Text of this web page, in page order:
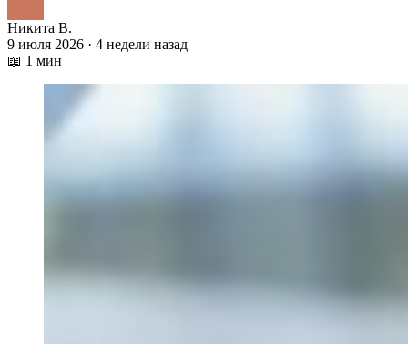
Никита В.
9 июля 2026 · 4 недели назад
📖 1 мин